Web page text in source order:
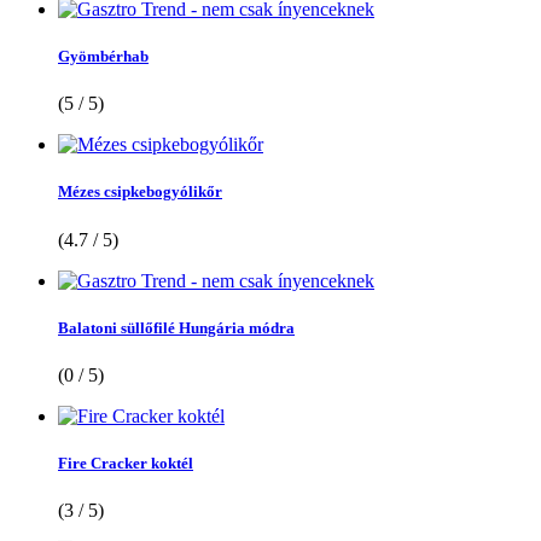
Gyömbérhab
(5 / 5)
Mézes csipkebogyólikőr
(4.7 / 5)
Balatoni süllőfilé Hungária módra
(0 / 5)
Fire Cracker koktél
(3 / 5)